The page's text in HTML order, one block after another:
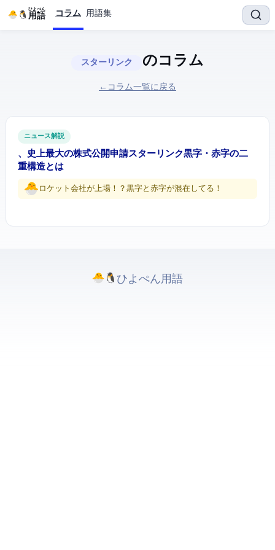
IT用語
ひよぺん コラム 用語集
スターリンク のコラム
← コラム一覧に戻る
ITニュース解説
SpaceX、史上最大の株式公開申請 — スターリンク黒字・AI赤字の二
重構造とは
ロケット会社が上場！？黒字と赤字が混在してる！
ひよぺんIT用語. All rights reserved.